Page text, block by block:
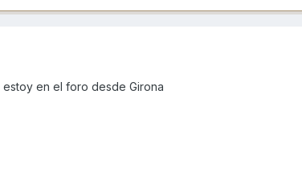
en el foro desde Girona